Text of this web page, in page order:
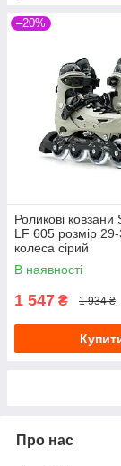
–20%
Роликові
LF 605 розмір 29-
колеса сірий
В наявності
1 547 ₴ 1 934 ₴
Про нас